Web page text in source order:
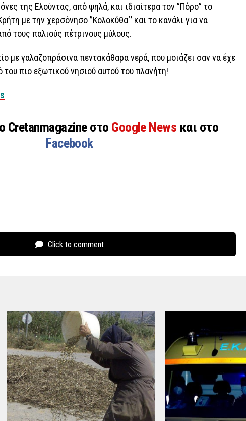
της Ελούντας, από ψηλά, και ιδιαίτερα τον ”Πόρο” το
με την χερσόνησο ”Κολοκύθα΄’ και το κανάλι για να
τους παλιούς πέτρινους μύλους.
με γαλαζοπράσινα πεντακάθαρα νερά, που μοιάζει σαν να έχε
του πιο εξωτικού νησιού αυτού του πλανήτη!
Cretanmagazine στο Google News και στο
Facebook
Click to comment